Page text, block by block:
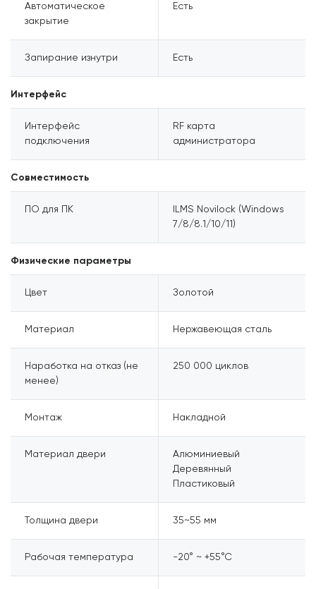
Автоматическое
закрытие
Есть
Запирание изнутри Есть
Интерфейс
Интерфейс
подключения
RF карта
администратора
Совместимость
ПО для ПК
ILMS Novilock (Windows
7/8/8.1/10/11)
Физические параметры
Цвет Золотой
Материал Нержавеющая сталь
Наработка на отказ (не
менее)
250 000 циклов
Монтаж Накладной
Материал двери
Алюминиевый
Деревянный
Пластиковый
Толщина двери 35~55 мм
Рабочая температура -20° ~ +55°С